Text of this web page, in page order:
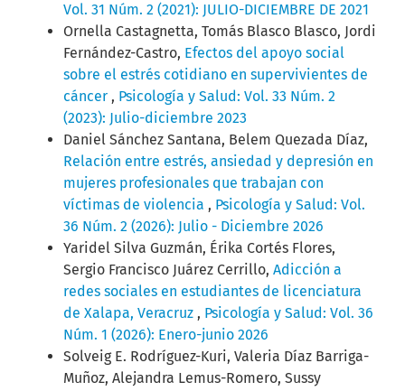
Vol. 31 Núm. 2 (2021): JULIO-DICIEMBRE DE 2021
Ornella Castagnetta, Tomás Blasco Blasco, Jordi
Fernández-Castro, Efectos del apoyo social
sobre el estrés cotidiano en supervivientes de
cáncer , Psicología y Salud: Vol. 33 Núm. 2
(2023): Julio-diciembre 2023
Daniel Sánchez Santana, Belem Quezada Díaz,
Relación entre estrés, ansiedad y depresión en
mujeres profesionales que trabajan con
víctimas de violencia , Psicología y Salud: Vol.
36 Núm. 2 (2026): Julio - Diciembre 2026
Yaridel Silva Guzmán, Érika Cortés Flores,
Sergio Francisco Juárez Cerrillo, Adicción a
redes sociales en estudiantes de licenciatura
de Xalapa, Veracruz , Psicología y Salud: Vol. 36
Núm. 1 (2026): Enero-junio 2026
Solveig E. Rodríguez-Kuri, Valeria Díaz Barriga-
Muñoz, Alejandra Lemus-Romero, Sussy